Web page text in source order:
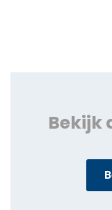
Bekijk